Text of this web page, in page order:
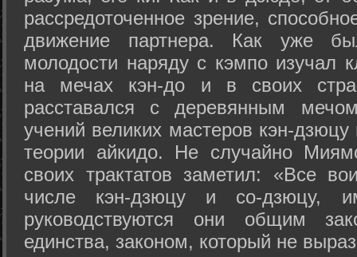
рассредоточенное зрение,
движение партнера. Как уже
молодости наряду с кэмпо изучал
на мечах кэн-до и в своих
расставался с деревянным
учений великих мастеров кэн-
теории айкидо. Не случайно
своих трактатов заметил: «Все
числе кэн-дзюцу и со-дзюцу,
руководствуются они общим
единства, законом, который не